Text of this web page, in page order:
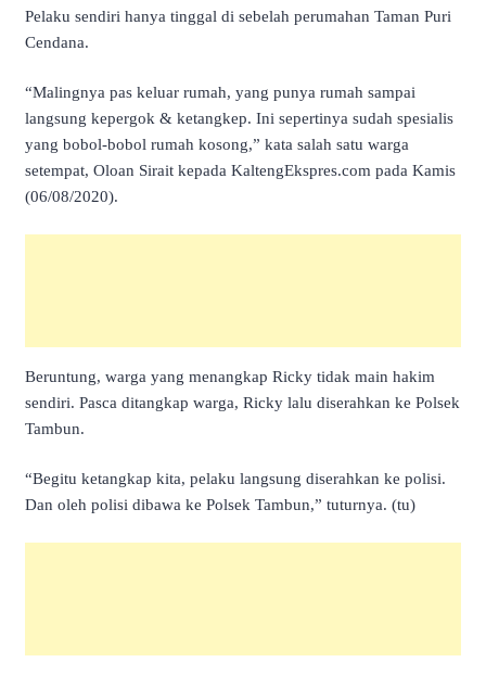
Pelaku sendiri hanya tinggal di sebelah perumahan Taman Puri
Cendana.
“Malingnya pas keluar rumah, yang punya rumah sampai
langsung kepergok & ketangkep. Ini sepertinya sudah spesialis
yang bobol-bobol rumah kosong,” kata salah satu warga
setempat, Oloan Sirait kepada KaltengEkspres.com pada Kamis
(06/08/2020).
Beruntung, warga yang menangkap Ricky tidak main hakim
sendiri. Pasca ditangkap warga, Ricky lalu diserahkan ke Polsek
Tambun.
“Begitu ketangkap kita, pelaku langsung diserahkan ke polisi.
Dan oleh polisi dibawa ke Polsek Tambun,” tuturnya. (tu)